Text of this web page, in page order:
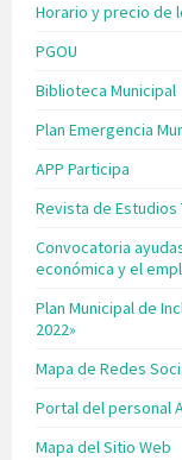
Horario y precio de
PGOU
Biblioteca Municipal
Plan Emergencia
APP Participa
Revista de Estudios
Convocatoria
económica y el
Plan Municipal de
2022»
Mapa de Redes
Portal del personal
Mapa del Sitio Web